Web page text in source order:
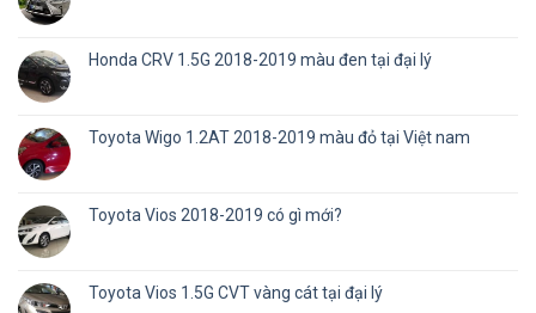
Honda CRV 1.5G 2018-2019 màu đen tại đại lý
Toyota Wigo 1.2AT 2018-2019 màu đỏ tại Việt nam
Toyota Vios 2018-2019 có gì mới?
Toyota Vios 1.5G CVT vàng cát tại đại lý